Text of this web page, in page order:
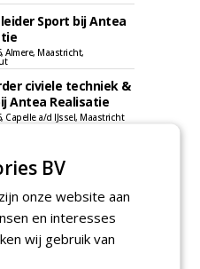
Sport bij Antea
Almere, Maastricht,
civiele techniek &
Antea Realisatie
Capelle a/d IJssel, Maastricht
bij
BUCH
Castricum en Uitgeest
bij DSV zaden
BV
onze website aan
en interesses
wij gebruik van